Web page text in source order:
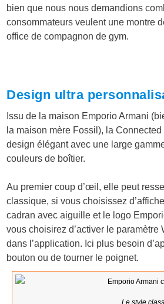
bien que nous nous demandions
consommateurs veulent une montre
office de compagnon de gym.
Design ultra
Issu de la maison Emporio Armani
la maison mère Fossil), la Connected
design élégant avec une large
couleurs de boîtier.
Au premier coup d’œil, elle peut
classique, si vous choisissez
cadran avec aiguille et le logo
vous choisirez d’activer le paramètre
dans l’application. Ici plus besoin
bouton ou de tourner le poignet.
Le style